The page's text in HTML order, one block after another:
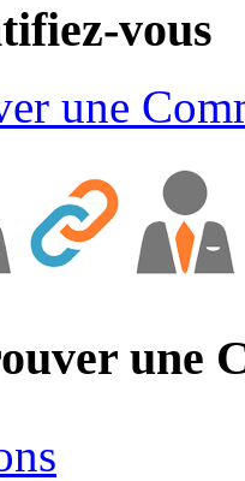
vous
une
une